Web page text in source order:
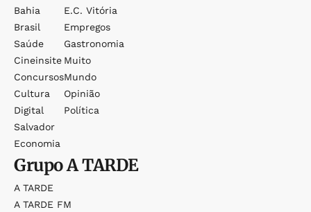
Bahia
Brasil
Saúde
Cineinsite
Concursos
Cultura
Digital
Salvador
Economia
E.c. Vitória
Empregos
Gastronomia
Muito
Mundo
Opinião
Política
GrupoA TARDE
A TARDE
A TARDE FM